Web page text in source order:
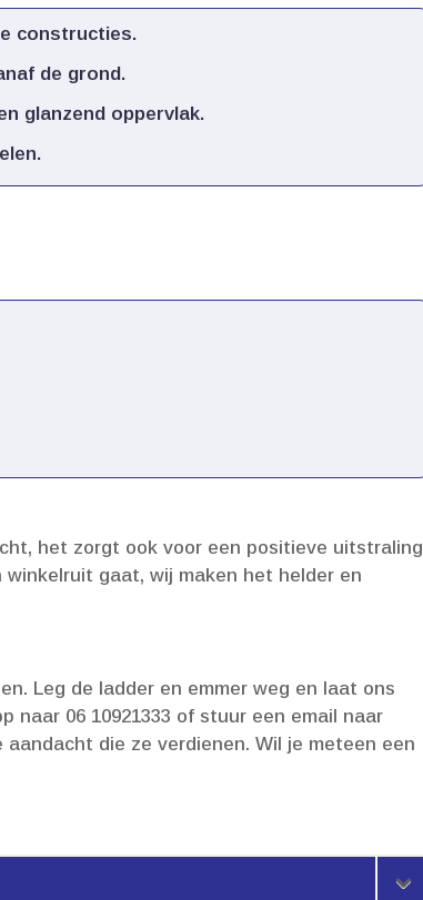
constructies.​
de grond.​
glanzend oppervlak.​
het zorgt ook voor een positieve uitstraling
gaat, wij maken het helder en
Leg de ladder en emmer weg en laat ons
06 10921333 of stuur een email naar
die ze verdienen.​ Wil je meteen een